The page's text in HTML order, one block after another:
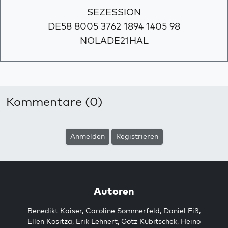
SEZESSION
DE58 8005 3762 1894 1405 98
NOLADE21HAL
Kommentare (0)
Anmelden Registrieren
Autoren
Benedikt Kaiser, Caroline Sommerfeld, Daniel Fiß,
Ellen Kositza, Erik Lehnert, Götz Kubitschek, Heino